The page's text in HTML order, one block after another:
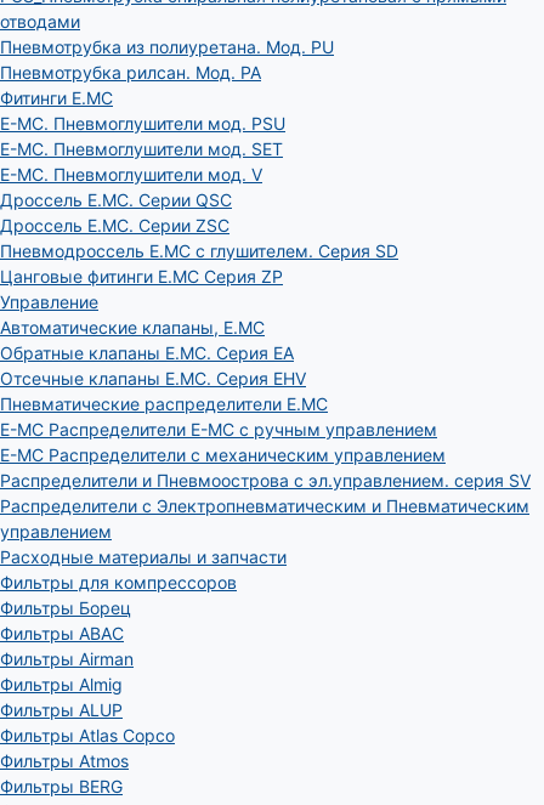
отводами
Пневмотрубка из полиуретана. Мод. РU
Пневмотрубка рилсан. Мод. PA
Фитинги E.MC
E-MC. Пневмоглушители мод. PSU
E-MC. Пневмоглушители мод. SET
E-MC. Пневмоглушители мод. V
Дроссель E.MC. Серии QSC
Дроссель E.MC. Серии ZSC
Пневмодроссель E.MC с глушителем. Серия SD
Цанговые фитинги E.MC Серия ZP
Управление
Автоматические клапаны, Е.МС
Обратные клапаны E.MC. Серия EA
Отсечные клапаны E.MC. Серия EHV
Пневматические распределители E.MC
E-MC Распределители E-MC с ручным управлением
E-MC Распределители с механическим управлением
Распределители и Пневмоострова с эл.управлением. серия SV
Распределители с Электропневматическим и Пневматическим
управлением
Расходные материалы и запчасти
Фильтры для компрессоров
Фильтры Борец
Фильтры ABAC
Фильтры Airman
Фильтры Almig
Фильтры ALUP
Фильтры Atlas Copco
Фильтры Atmos
Фильтры BERG